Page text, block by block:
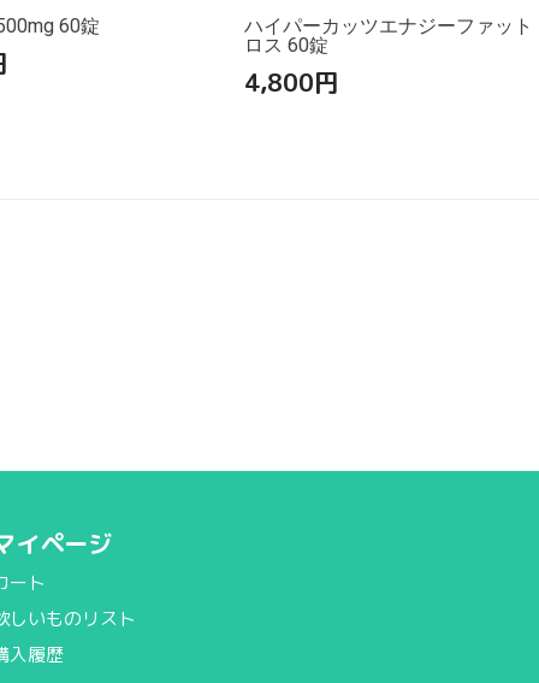
60錠
ハイパーカッツエナジーファット
ロス 60錠
4,800円
イページ
ート
しいものリスト
入履歴